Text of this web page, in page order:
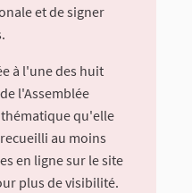
et de signer
à l'une des huit
l'Assemblée
qu'elle
au moins
en ligne sur le site
plus de visibilité.